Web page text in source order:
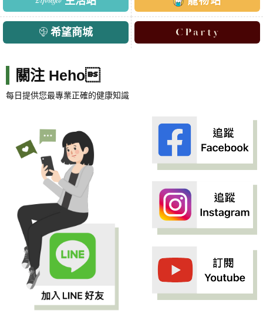
希望商城
關注 Heho
每日提供您最專業正確的健康知識